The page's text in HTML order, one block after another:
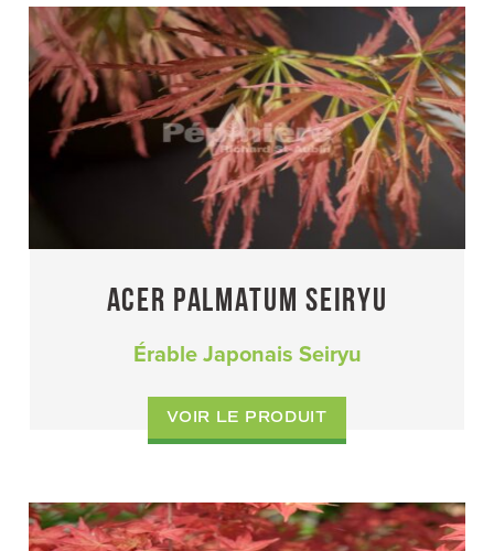
ACER PALMATUM SEIRYU
Érable Japonais Seiryu
VOIR LE PRODUIT